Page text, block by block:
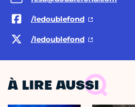
/ledoublefond
/ledoublefond
À LIRE AUSSI